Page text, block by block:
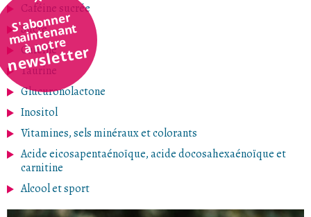
S'abonner
maintenant
à notre
newsletter
Caféine sucrée
Sucre
Caféine
Taurine
Glucuronolactone
Inositol
Vitamines, sels minéraux et colorants
Acide eicosapentaénoïque, acide docosahexaénoïque et
carnitine
Alcool et sport